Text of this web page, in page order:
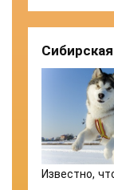
Известно,